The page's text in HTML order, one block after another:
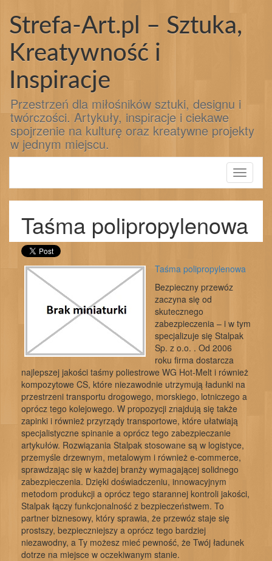
treściStrefa-Art.pl – Sztuka,
Kreatywność i
Inspiracje
Przestrzeń dla miłośników sztuki, designu i
twórczości. Artykuły, inspiracje i ciekawe
spojrzenie na kulturę oraz kreatywne projekty
w jednym miejscu.
Toggle
Taśma polipropylenowa
Taśma polipropylenowa
Bezpieczny przewóz
zaczyna się od
skutecznego
zabezpieczenia – i w tym
specjalizuje się Stalpak
Sp. z o.o. . Od 2006
roku firma dostarcza
najlepszej jakości taśmy poliestrowe WG Hot-Melt i również
kompozytowe CS, które niezawodnie utrzymują ładunki na
przestrzeni transportu drogowego, morskiego, lotniczego a
oprócz tego kolejowego. W propozycji znajdują się także
zapinki i również przyrządy transportowe, które ułatwiają
specjalistyczne spinanie a oprócz tego zabezpieczanie
artykułów. Rozwiązania Stalpak stosowane są w logistyce,
przemyśle drzewnym, metalowym i również e-commerce,
sprawdzając się w każdej branży wymagającej solidnego
zabezpieczenia. Dzięki doświadczeniu, innowacyjnym
metodom produkcji a oprócz tego starannej kontroli jakości,
Stalpak łączy funkcjonalność z bezpieczeństwem. To
partner biznesowy, który sprawia, że przewóz staje się
prostszy, bezpieczniejszy a oprócz tego bardziej
niezawodny, a Ty możesz mieć pewność, że Twój ładunek
dotrze na miejsce w oczekiwanym stanie.